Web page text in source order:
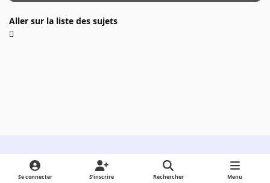
Aller sur la liste des sujets
Light ModeDark ModeSystem Preference
Se connecter S’inscrire Rechercher Menu